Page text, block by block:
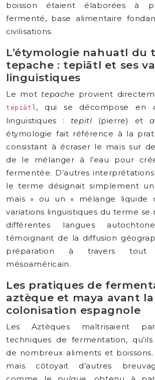
boisson étaient élaborées à
fermenté, base alimentaire
civilisations.
L’étymologie nahuatl du
tepache : tepiātl et ses
linguistiques
Le mot tepache provient
tepiātl, qui se décompose en
linguistiques : tepitl (pierre) et
étymologie fait référence à la
consistant à écraser le maïs sur
de le mélanger à l’eau pour
fermentée. D’autres
le terme désignait simplement
maïs » ou un « mélange liquide
variations linguistiques du terme se
différentes langues
témoignant de la diffusion
préparation à travers
mésoaméricain.
Les pratiques de
aztèque et maya avant la
colonisation espagnole
Les Aztèques maîtrisaient
techniques de fermentation,
de nombreux aliments et
maïs côtoyait d’autres